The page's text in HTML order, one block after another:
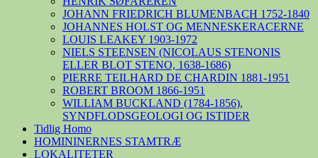
JOHANN FRIEDRICH BLUMENBACH 1752-1840
JOHANNES HOLST OG MENNESKERACERNE
LOUIS LEAKEY 1903-1972
NIELS STEENSEN (NICOLAUS STENONIS
ELLER BLOT STENO, 1638-1686)
PIERRE TEILHARD DE CHARDIN 1881-1951
ROBERT BROOM 1866-1951
WILLIAM BUCKLAND (1784-1856),
SYNDFLODSGEOLOGI OG ISTIDER
Tidlig Homo
HOMININERNES STAMTRÆ
LOKALITETER